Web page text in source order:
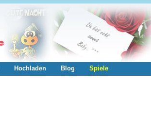
Hochladen Blog Spiele